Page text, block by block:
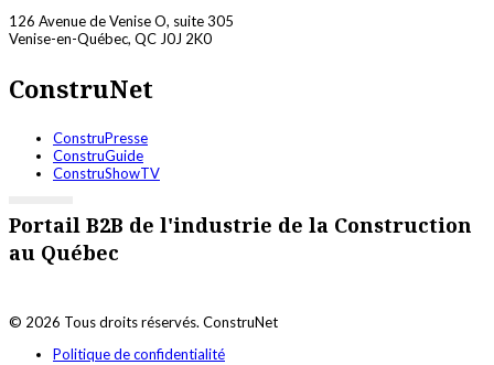
126 Avenue de Venise O, suite 305
Venise-en-Québec, QC J0J 2K0
ConstruNet
ConstruPresse
ConstruGuide
ConstruShowTV
Portail B2B de l'industrie de la Construction
au Québec
© 2026 Tous droits réservés. ConstruNet
Politique de confidentialité